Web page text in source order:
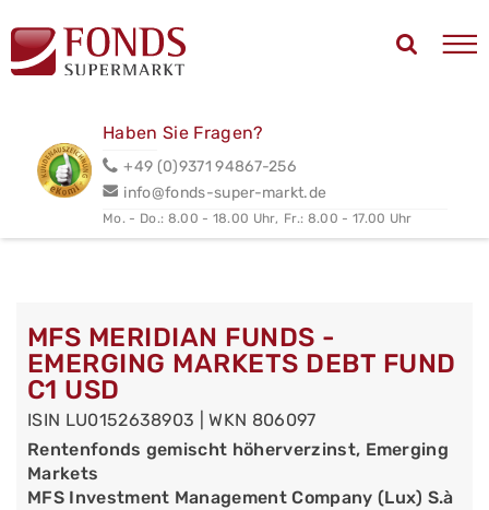
Haben Sie Fragen?
+49 (0)9371 94867-256
info@fonds-super-markt.de
Mo. - Do.: 8.00 - 18.00 Uhr, Fr.: 8.00 - 17.00 Uhr
MFS MERIDIAN FUNDS -
EMERGING MARKETS DEBT FUND
C1 USD
ISIN LU0152638903 | WKN 806097
Rentenfonds gemischt höherverzinst, Emerging
Markets
MFS Investment Management Company (Lux) S.à